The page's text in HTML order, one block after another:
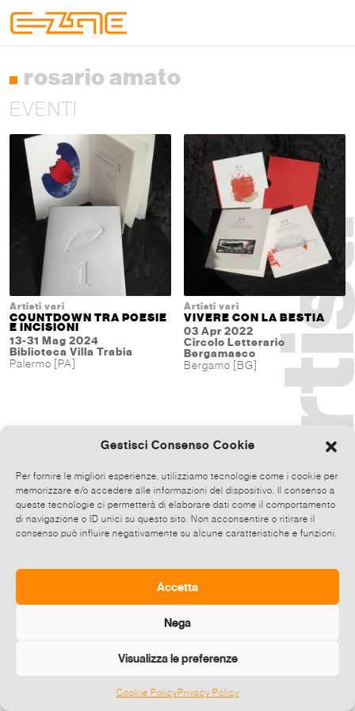
Gestisci Consenso Cookie
Per fornire le migliori esperienze, utilizziamo tecnologie come i cookie per
memorizzare e/o accedere alle informazioni del dispositivo. Il consenso a
queste tecnologie ci permetterà di elaborare dati come il comportamento
di navigazione o ID unici su questo sito. Non acconsentire o ritirare il
consenso può influire negativamente su alcune caratteristiche e funzioni.
Accetta
Nega
Visualizza le preferenze
Cookie PolicyPrivacy Policy
rosario amato
EVENTI
Artisti vari
COUNTDOWN TRA POESIE
E INCISIONI
13-31 Mag 2024
Biblioteca Villa Trabia
Palermo [PA]
Artisti vari
VIVERE CON LA BESTIA
03 Apr 2022
Circolo Letterario
Bergamasco
Bergamo [BG]
©2026 E-zine